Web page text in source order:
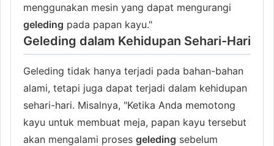
menggunakan mesin yang dapat mengurangi
geleding pada papan kayu."
Geleding dalam Kehidupan Sehari-Hari
Geleding tidak hanya terjadi pada bahan-bahan
alami, tetapi juga dapat terjadi dalam kehidupan
sehari-hari. Misalnya, "Ketika Anda memotong
kayu untuk membuat meja, papan kayu tersebut
akan mengalami proses geleding sebelum